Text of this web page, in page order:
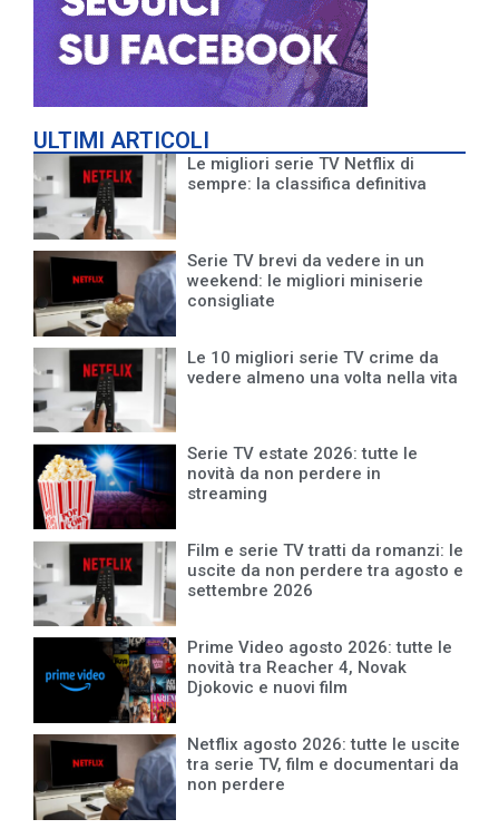
ULTIMI ARTICOLI
Le migliori serie TV Netflix di
sempre: la classifica definitiva
Serie TV brevi da vedere in un
weekend: le migliori miniserie
consigliate
Le 10 migliori serie TV crime da
vedere almeno una volta nella vita
Serie TV estate 2026: tutte le
novità da non perdere in
streaming
Film e serie TV tratti da romanzi: le
uscite da non perdere tra agosto e
settembre 2026
Prime Video agosto 2026: tutte le
novità tra Reacher 4, Novak
Djokovic e nuovi film
Netflix agosto 2026: tutte le uscite
tra serie TV, film e documentari da
non perdere